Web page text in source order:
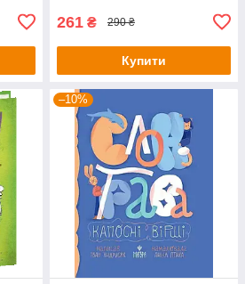
261 ₴ 290 ₴
Купити
–10%